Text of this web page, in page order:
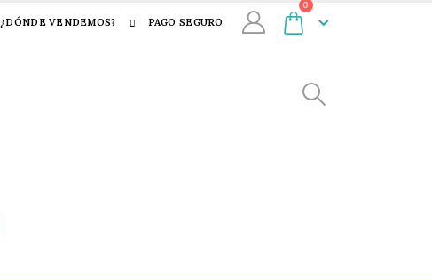
¿DÓNDE VENDEMOS? PAGO SEGURO
0